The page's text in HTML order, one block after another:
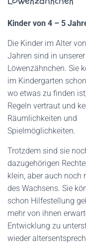
Kinder von 4 – 5
Die Kinder im Alter
Jahren sind in
Löwenzähnchen. Sie
im Kindergarten
wo etwas zu finden
Regeln vertraut und
Räumlichkeiten und
Spielmöglichkeiten.
Trotzdem sind sie
dazugehörigen
klein, aber auch noch
des Wachsens. Sie
schon Hilfestellung
mehr von ihnen
Entwicklung zu
wieder